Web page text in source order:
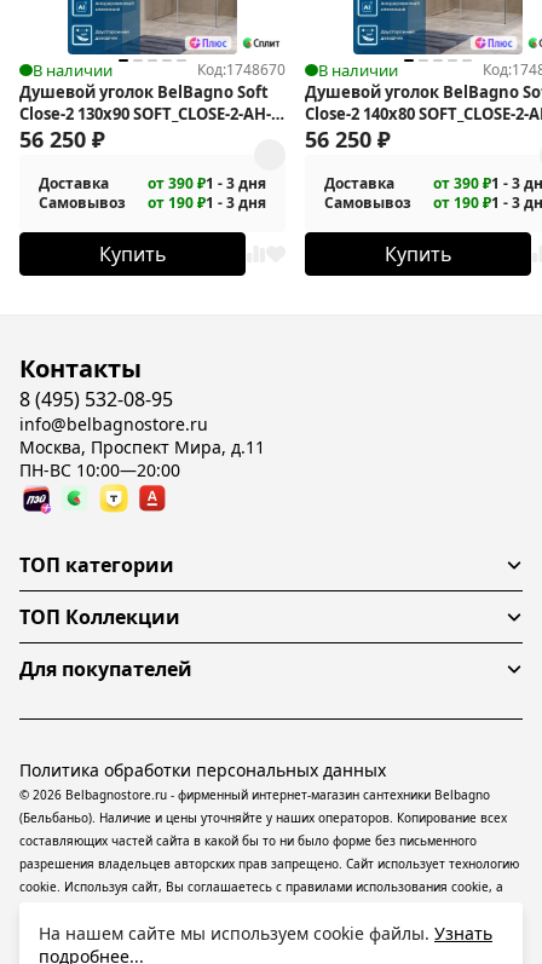
В наличии Код:1748670
Душевой уголок BelBagno Soft
Close-2 130x90 SOFT_CLOSE-2-AH-1-
130/90-C-Cr
56 250 ₽
Доставка от 390 ₽1 - 3 дня
Самовывоз
от 190 ₽1 - 3 дня
Купить
В наличии Код:
Душевой уголок BelBagno
Close-2 140x80 SOFT_CLOSE-2-
140/80-C-Cr
56 250 ₽
Доставка от 390 ₽1 - 3
Самовывоз
от 190 ₽1 - 3
Купить
Контакты
8 (495) 532-08-95
info@belbagnostore.ru
Москва, Проспект Мира, д.11
ПН-ВС 10:00—20:00
ТОП категории
ТОП Коллекции
Для покупателей
© 2026 Belbagnostore.ru - фирменный интернет-магазин сантехники Belbagno
(Бельбаньо). Наличие и цены уточняйте у наших операторов. Копирование всех
составляющих частей сайта в какой бы то ни было форме без письменного
разрешения владельцев авторских прав запрещено. Сайт использует технологию
cookie. Используя сайт, Вы соглашаетесь с правилами использования cookie, а
ресурсе применяютсярекомендательные технологии(информационные
технологии предоставления информации на основе сбора, систематизации и
Политика обработки персональных данных
На нашем сайте мы используем cookie файлы. Узнать
подробнее...